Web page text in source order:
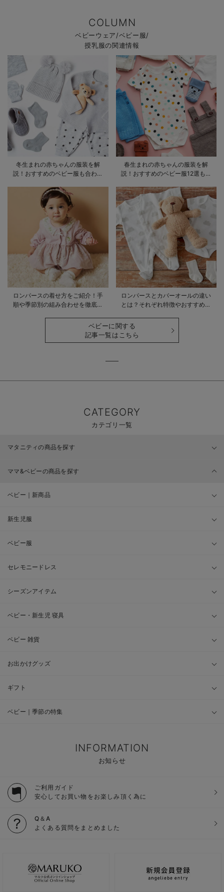
COLUMN
ベビーウェア/ベビー服/
授乳服の関連情報
冬生まれの赤ちゃんの服装を解
説！おすすめのベビー服も合わせ
春生まれの赤ちゃんの服装を解
説！おすすめのベビー服12選も合
ロンパースの着せ方をご紹介！手
順や季節別の組み合わせを徹底解
ロンパースとカバーオールの違い
とは？それぞれ特徴やおすすめ商
ベビーに関する
記事一覧はこちら
CATEGORY
カテゴリ一覧
マタニティの商品を探す
ママ&ベビーの商品を探す
ベビー｜新商品
新生児服
ベビー服
セレモニードレス
シーズンアイテム
ベビー・新生児 寝具
ベビー 雑貨
お出かけグッズ
ギフト
ベビー｜季節の特集
INFORMATION
お知らせ
ご利用ガイド
安心してお買い物をお楽しみ頂く為に
Q＆A
よくある質問をまとめました